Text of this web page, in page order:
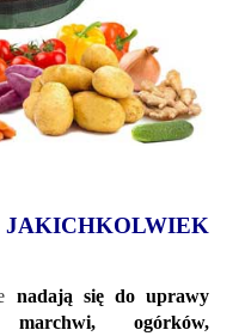
nadają się do uprawy
marchwi, ogórków,